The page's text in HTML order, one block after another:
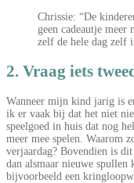
Chrissie: “De
geen cadeautje meer
zelf de hele dag zelf
2. Vraag iets
Wanneer mijn kind jarig is
ik er vaak bij dat het niet
speelgoed in huis dat nog
meer mee spelen. Waarom
verjaardag? Bovendien is
dan alsmaar nieuwe
bijvoorbeeld een